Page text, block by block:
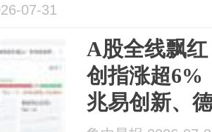
07-31
A股全线飘
创指涨超6%
兆易创新、